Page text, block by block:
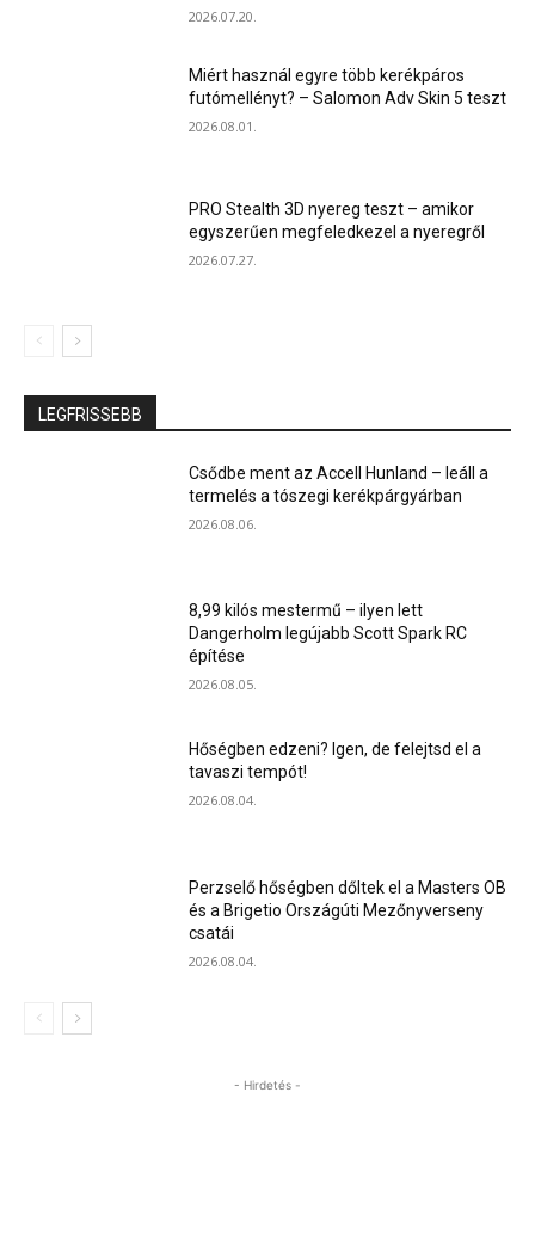
2026.07.20.
Miért használ egyre több kerékpáros
futómellényt? – Salomon Adv Skin 5 teszt
2026.08.01.
PRO Stealth 3D nyereg teszt – amikor
egyszerűen megfeledkezel a nyeregről
2026.07.27.
LEGFRISSEBB
Csődbe ment az Accell Hunland – leáll a
termelés a tószegi kerékpárgyárban
2026.08.06.
8,99 kilós mestermű – ilyen lett
Dangerholm legújabb Scott Spark RC
építése
2026.08.05.
Hőségben edzeni? Igen, de felejtsd el a
tavaszi tempót!
2026.08.04.
Perzselő hőségben dőltek el a Masters OB
és a Brigetio Országúti Mezőnyverseny
csatái
2026.08.04.
- Hirdetés -